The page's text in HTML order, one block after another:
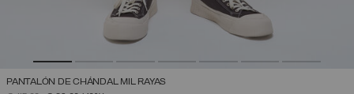
PANTALÓN DE CHÁNDAL MIL RAYAS